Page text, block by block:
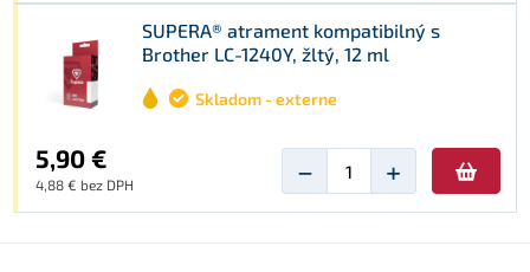
SUPERA® atrament kompatibilný s
Brother LC-1240Y, žltý, 12 ml
Skladom - externe
5,90 €
4,88 € bez DPH − +